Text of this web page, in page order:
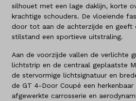
silhouet met een lage daklijn, korte
krachtige schouders. De vloeiende
door tot aan de achterzijde en geeft
stilstand een sportieve uitstraling.
Aan de voorzijde vallen de verlichte
lichtstrip en de centraal geplaatste
de stervormige lichtsignatuur en
de GT 4-Door Coupé een herkenbaar
afgewerkte carrosserie en